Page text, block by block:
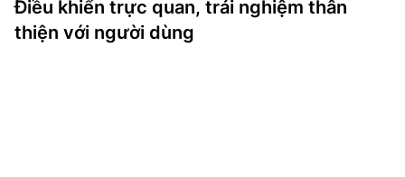
Điều khiển trực quan, trải nghiệm thân
thiện với người dùng